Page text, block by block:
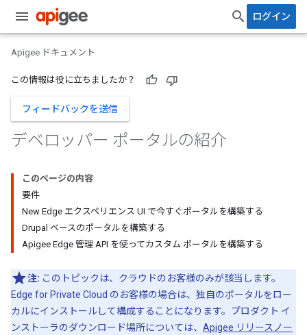
ログイン
Apigee ドキュメント
この情報は役に立ちましたか？
フィードバックを送信
デベロッパー ポータルの紹介
このページの内容
要件
New Edge エクスペリエンス UI で今すぐポータルを構築する
Drupal ベースのポータルを構築する
Apigee Edge 管理 API を使ってカスタム ポータルを構築する
注: このトピックは、クラウドのお客様のみが該当します。
Edge for Private Cloud のお客様の場合は、独自のポータルをロー
カルにインストールして構成することになります。プロダクト イ
ンストーラのダウンロード場所については、 Apigee リリースノー